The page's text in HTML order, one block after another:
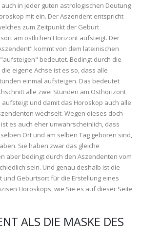
in jeder guten astrologischen Deutung
mit ein. Der Aszendent entspricht
zum Zeitpunkt der Geburt
am östlichen Horizont aufsteigt. Der
kommt von dem lateinischen
bedeutet. Bedingt durch die
eigene Achse ist es so, dass alle
einmal aufsteigen. Das bedeutet
alle zwei Stunden am Osthorizont
und damit das Horoskop auch alle
wechselt. Wegen dieses doch
es auch eher unwahrscheinlich, dass
Ort und am selben Tag geboren sind,
Sie haben zwar das gleiche
aber bedingt durch den Aszendenten vom
sein. Und genau deshalb ist die
und Geburtsort für die Erstellung eines
Horoskops, wie Sie es auf dieser Seite
ALS DIE MASKE DES